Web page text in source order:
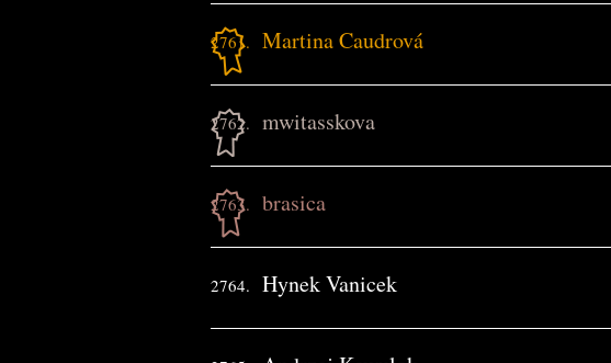
2761. Martina Caudrová
2762. mwitasskova
2763. brasica
2764. Hynek Vanicek